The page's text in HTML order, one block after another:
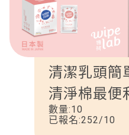
清潔乳頭簡
清淨棉最便
數量:10
已報名:252/10